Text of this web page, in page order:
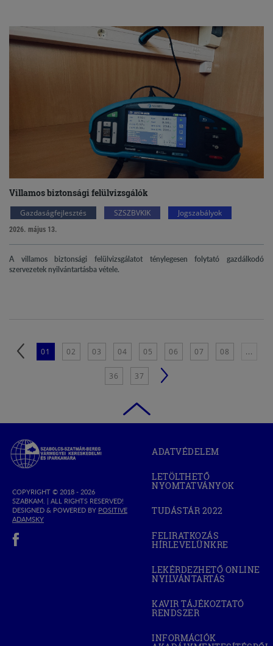
Villamos biztonsági felülvizsgálók
Gazdaságfejlesztés SZSZBVKIK Jogszabályok
2026. május 13.
A villamos biztonsági felülvizsgálatot ténylegesen folytató gazdálkodó
szervezetek nyilvántartásba vétele.
01 02 03 04 05 06 07 08 ...
36 37
Szabolcs-
Szatmár-
Bereg
Kereskedelmi
és
Iparkamara
COPYRIGHT © 2018 - 2026
SZABKAM. | ALL RIGHTS RESERVED!
DESIGNED & POWERED BY POSITIVE
ADAMSKY(OPEN
ADATVÉDELEM
LETÖLTHETŐ
NYOMTATVÁNYOK
TUDÁSTÁR 2022
WINDOW)
FELIRATKOZÁS
HÍRLEVELÜNKRE
LEKÉRDEZHETŐ ONLINE
NYILVÁNTARTÁS
NEW
WINDOW)
KAVIR TÁJÉKOZTATÓ
RENDSZER(OPEN
NEW
INFORMÁCIÓK